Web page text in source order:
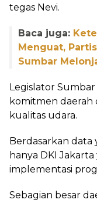
tegas Nevi.
Baca juga:
Menguat,
Sumbar
Legislator
komitmen daerah
kualitas udara.
Berdasarkan data
hanya DKI
implementasi
Sebagian besar